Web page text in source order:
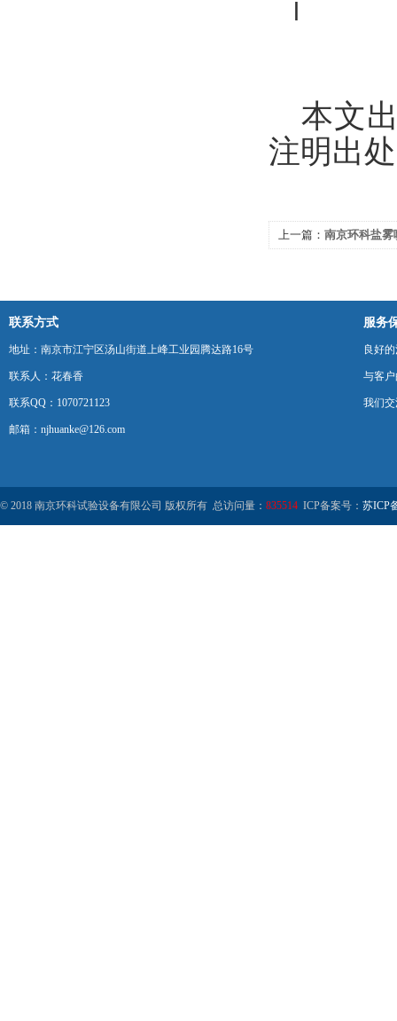
l
本文
注明出
上一篇： 南京环科盐雾
联系方式
地址：南京市江宁区汤山街道上峰工业园腾达路16号
联系人：花春香
联系QQ：1070721123
邮箱：njhuanke@126.com
服务
良好
与客
我们
© 2018 南京环科试验设备有限公司 版权所有 总访问量： 835514 ICP备案号： 苏ICP